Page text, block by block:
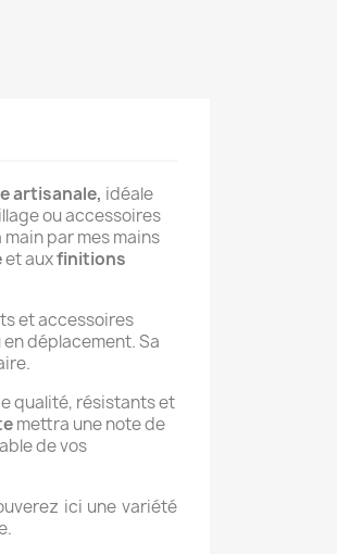
artisanale, idéale
ou accessoires
par mes mains
et auxfinitions
et accessoires
déplacement. Sa
qualité, résistants et
mettra une note de
de vos
ici une variété